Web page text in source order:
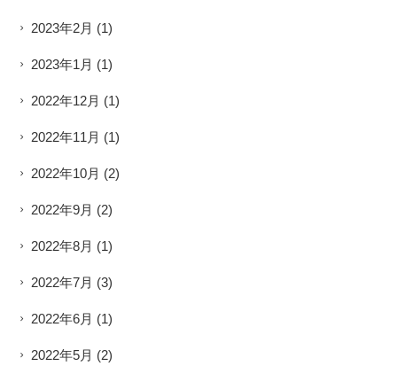
2023年2月 (1)
2023年1月 (1)
2022年12月 (1)
2022年11月 (1)
2022年10月 (2)
2022年9月 (2)
2022年8月 (1)
2022年7月 (3)
2022年6月 (1)
2022年5月 (2)